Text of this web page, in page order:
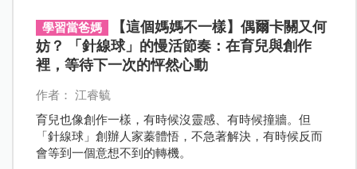
學習當爸媽
【這個媽媽不一樣】偶爾卡關又何
妨？ 「針線球」的慢活節奏：在育兒與創作
裡，等待下一次的怦然心動
作者： 江睿毓
育兒也像創作一樣，有時候沒靈感、有時候撞牆。但
「針線球」創辦人家蓁體悟，不急著解決，有時候反而
會等到一個意想不到的轉機。